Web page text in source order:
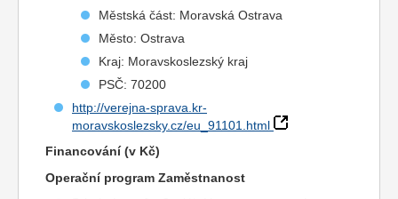
Městská část: Moravská Ostrava
Město: Ostrava
Kraj: Moravskoslezský kraj
PSČ: 70200
http://verejna-sprava.kr-
moravskoslezsky.cz/eu_91101.html
Financování (v Kč)
Operační program Zaměstnanost